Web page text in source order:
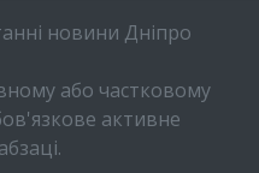
новини Дніпро
або частковому
активне